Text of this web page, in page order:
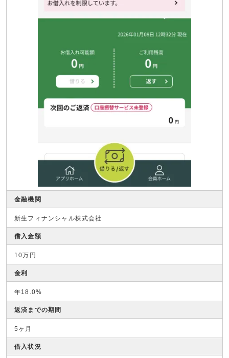
金融機関
新生フィナンシャル株式会社
借入金額
10万円
金利
年18.0%
返済までの期間
5ヶ月
借入状況